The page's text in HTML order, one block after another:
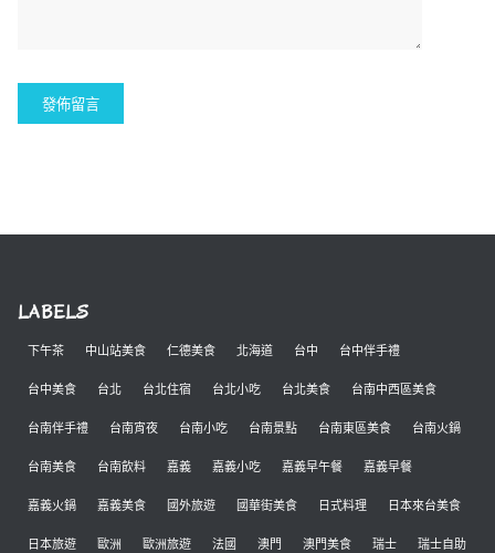
LABELS
下午茶 中山站美食 仁德美食 北海道 台中 台中伴手禮
台中美食 台北 台北住宿 台北小吃 台北美食 台南中西區美食
台南伴手禮 台南宵夜 台南小吃 台南景點 台南東區美食 台南火鍋
台南美食 台南飲料 嘉義 嘉義小吃 嘉義早午餐 嘉義早餐
嘉義火鍋 嘉義美食 國外旅遊 國華街美食 日式料理 日本來台美食
日本旅遊 歐洲 歐洲旅遊 法國 澳門 澳門美食 瑞士 瑞士自助